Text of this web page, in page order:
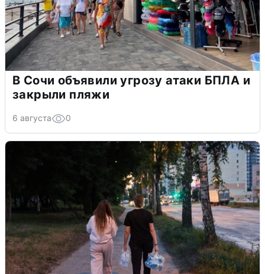
В Сочи объявили угрозу атаки БПЛА и
закрыли пляжи
6 августа 0